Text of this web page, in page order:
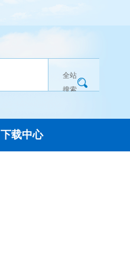
全站
搜索
下载中心